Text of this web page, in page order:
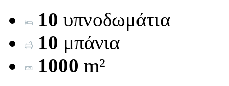
10 υπνοδωμάτια
10 μπάνια
1000 m²